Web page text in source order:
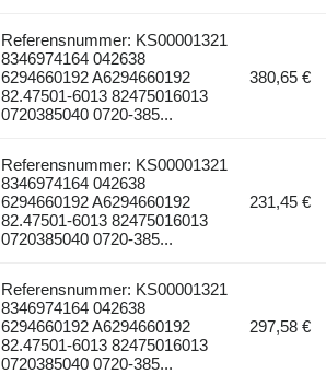
Referensnummer: KS00001321
8346974164 042638
6294660192 A6294660192
82.47501-6013 82475016013
0720385040 0720-385...
380,65 €
Referensnummer: KS00001321
8346974164 042638
6294660192 A6294660192
82.47501-6013 82475016013
0720385040 0720-385...
231,45 €
Referensnummer: KS00001321
8346974164 042638
6294660192 A6294660192
82.47501-6013 82475016013
0720385040 0720-385...
297,58 €